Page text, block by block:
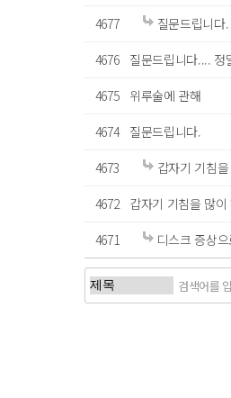
4677
질문드립니다.
4676
질문드립니다.... 정
4675
위루술에 관해
4674
질문드립니다.
4673
갑자기 기침
4672
갑자기 기침을 많
4671
디스크 증상